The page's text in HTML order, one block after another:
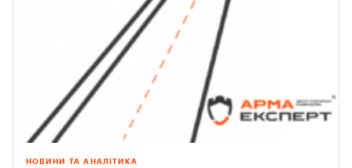
НОВИНИ ТА АНАЛІТИКА